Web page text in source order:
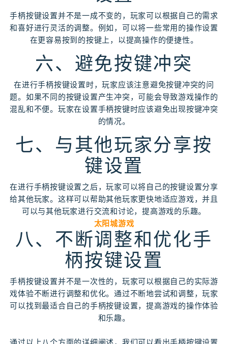
手柄按键设置并不是一成不变的，玩家可以根据自己的需求
和喜好进行灵活的调整。例如，可以将一些常用的操作设置
在更容易按到的按键上，以提高操作的便捷性。
六、避免按键冲突
在进行手柄按键设置时，玩家应该注意避免按键冲突的问
题。如果不同的按键设置产生冲突，可能会导致游戏操作的
混乱和不便。玩家在设置手柄按键时应该避免出现按键冲突
的情况。
七、与其他玩家分享按
键设置
在进行手柄按键设置之后，玩家可以将自己的按键设置分享
给其他玩家。这样可以帮助其他玩家更快地适应游戏，并且
可以与其他玩家进行交流和讨论，提高游戏的乐趣。
太阳城游戏
八、不断调整和优化手
柄按键设置
手柄按键设置并不是一次性的，玩家可以根据自己的实际游
戏体验不断进行调整和优化。通过不断地尝试和调整，玩家
可以找到最适合自己的手柄按键设置，提高游戏的操作体验
和乐趣。